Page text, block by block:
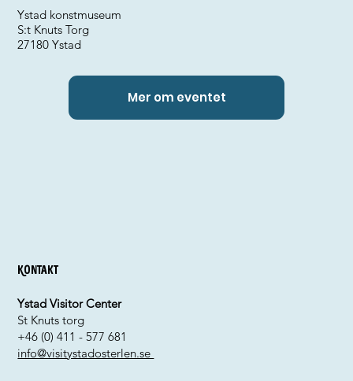
Ystad konstmuseum
S:t Knuts Torg
27180 Ystad
Mer om eventet
Kontakt
Ystad Visitor Center
St Knuts torg
+46 (0) 411 - 577 681
info@visitystadosterlen.se